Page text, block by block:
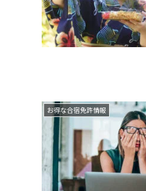
お得な合宿免許情報